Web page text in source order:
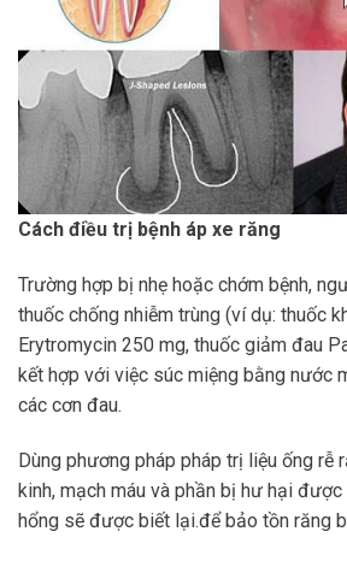
Cách điều trị bệnh áp xe răng
Trường hợp bị nhẹ hoặc chớm bệnh,
thuốc chống nhiễm trùng (ví dụ: thuốc
Erytromycin 250 mg, thuốc giảm đau
kết hợp với việc súc miệng bằng nước
các cơn đau.
Dùng phương pháp pháp trị liệu ống rễ
kinh, mạch máu và phần bị hư hại
hổng sẽ được biết lại.để bảo tồn răng